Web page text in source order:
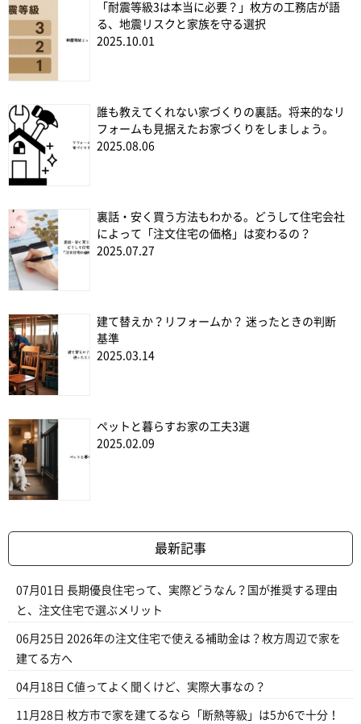
「耐震等級3は本当に必要？」枚方の工務店が語
る、地震リスクと家族を守る選択
2025.10.01
誰も教えてくれない家づくりの裏話。将来的なリ
フォームも見据えたお家づくりをしましょう。
2025.08.06
裏話・安く買う方法もわかる。どうして住宅会社
によって「注文住宅の価格」は変わるの？
2025.07.27
建て替えか？リフォームか？ 迷ったときの判断
基準
2025.03.14
ペットと暮らすお家の工夫3選
2025.02.09
最新記事
07月01日 長期優良住宅って、実際どうなん？国が推奨する理由
と、注文住宅で選ぶメリット
06月25日 2026年の注文住宅で使える補助金は？枚方周辺で家を
建てる方へ
04月18日 C値ってよく聞くけど、実際大事なの？
11月28日 枚方市で家を建てるなら「断熱等級」は5か6で十分！